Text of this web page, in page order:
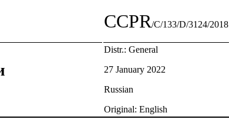
CCPR/C/133/D/3124/2018
Distr.: General
27 January 2022
Russian
Original: English